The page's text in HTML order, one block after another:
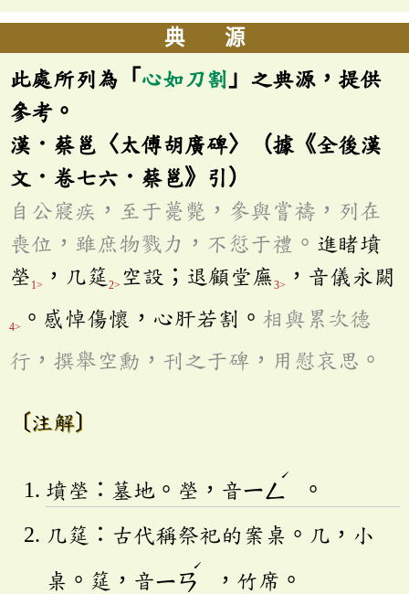
典 源
此處所列為「 心如刀割 」之典源，提供
參考。
漢．蔡邕〈太傅胡廣碑〉（據《全後漢
文．卷七六．蔡邕》引）
自公寢疾，至于薨斃，參與嘗禱，列在
喪位，雖庶物戮力，不愆于禮。 進睹墳
塋 1> ，几筵 2> 空設；退顧堂廡3> ，音儀永闕
4> 。感悼傷懷，心肝若割。 相與累次德
行，撰舉空勳，刊之于碑，用慰哀思。
〔注解〕
墳塋：墓地。塋，音ㄧㄥ
ˊ
。
几筵：古代稱祭祀的案桌。几，小
桌。筵，音ㄧㄢ
ˊ
，竹席。